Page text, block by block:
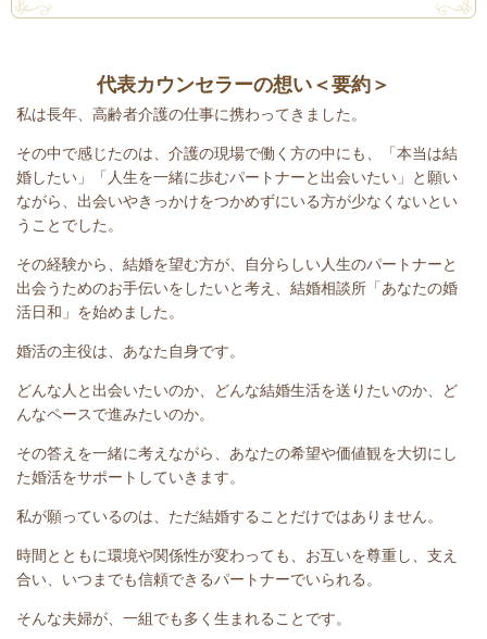
代表カウンセラーの想い＜要約＞
私は長年、高齢者介護の仕事に携わってきました。
その中で感じたのは、介護の現場で働く方の中にも、「本当は結
婚したい」「人生を一緒に歩むパートナーと出会いたい」と願い
ながら、出会いやきっかけをつかめずにいる方が少なくないとい
うことでした。
その経験から、結婚を望む方が、自分らしい人生のパートナーと
出会うためのお手伝いをしたいと考え、結婚相談所「あなたの婚
活日和」を始めました。
婚活の主役は、あなた自身です。
どんな人と出会いたいのか、どんな結婚生活を送りたいのか、ど
んなペースで進みたいのか。
その答えを一緒に考えながら、あなたの希望や価値観を大切にし
た婚活をサポートしていきます。
私が願っているのは、ただ結婚することだけではありません。
時間とともに環境や関係性が変わっても、お互いを尊重し、支え
合い、いつまでも信頼できるパートナーでいられる。
そんな夫婦が、一組でも多く生まれることです。